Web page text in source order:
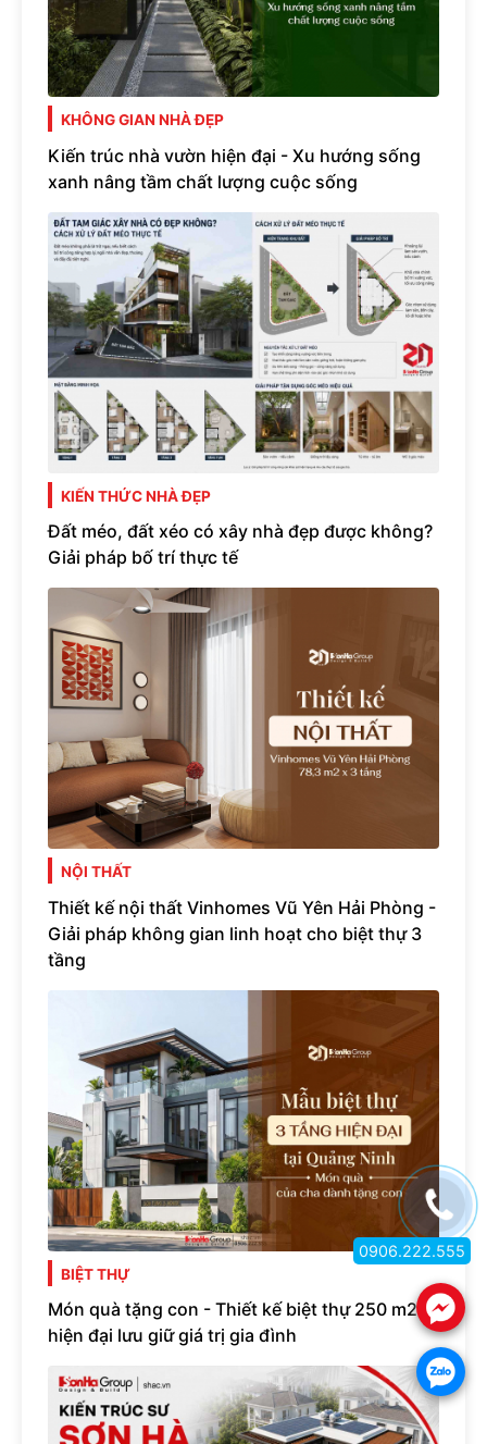
KHÔNG GIAN NHÀ ĐẸP
Kiến trúc nhà vườn hiện đại - Xu hướng sống
xanh nâng tầm chất lượng cuộc sống
KIẾN THỨC NHÀ ĐẸP
Đất méo, đất xéo có xây nhà đẹp được không?
Giải pháp bố trí thực tế
NỘI THẤT
Thiết kế nội thất Vinhomes Vũ Yên Hải Phòng -
Giải pháp không gian linh hoạt cho biệt thự 3
tầng
BIỆT THỰ
Món quà tặng con - Thiết kế biệt thự 250 m2
hiện đại lưu giữ giá trị gia đình
.
.
0906.222.555